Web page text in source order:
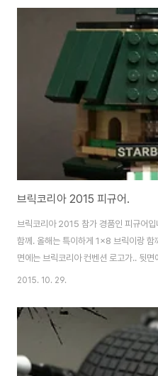
브릭코리아 2015 피규어.
브릭코리아 2015 참가 경품인 피규어
함께. 올해는 특이하게 1x8 브릭이랑 함
면에는 브릭코리아 컨벤션 로고가.. 뒷
BricKorea Convention 문구가 있네요.
2015. 10. 29.